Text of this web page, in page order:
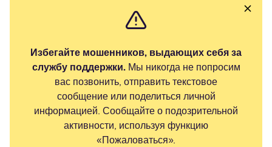
Избегайте мошенников, выдающих себя за
службу поддержки.Мы никогда не попросим
вас позвонить, отправить текстовое
сообщение или поделиться личной
информацией. Сообщайте о подозрительной
активности, используя функцию
«Пожаловаться».